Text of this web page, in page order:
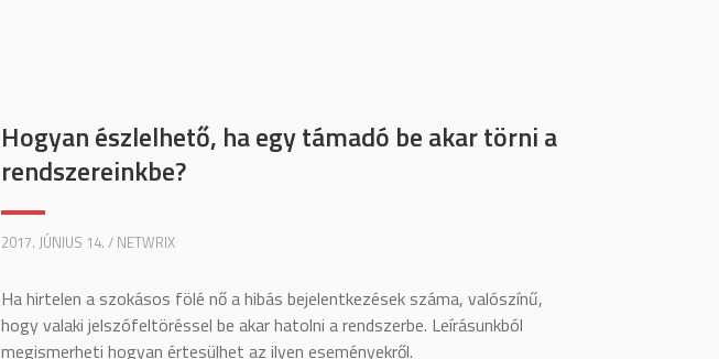
Hogyan észlelhető, ha egy támadó be akar törni a
rendszereinkbe?
2017. JÚNIUS 14. / NETWRIX
Ha hirtelen a szokásos fölé nő a hibás bejelentkezések száma, valószínű,
hogy valaki jelszófeltöréssel be akar hatolni a rendszerbe. Leírásunkból
megismerheti hogyan értesülhet az ilyen eseményekről.